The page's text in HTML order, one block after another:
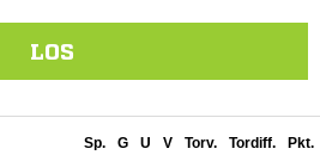
LOS
Sp. G U V Torv. Tordiff. Pkt.